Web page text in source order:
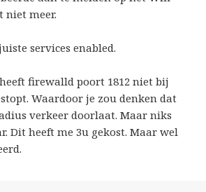
niet meer.
services enabled.
firewalld poort 1812 niet bij
Waardoor je zou denken dat
verkeer doorlaat. Maar niks
Dit heeft me 3u gekost. Maar wel